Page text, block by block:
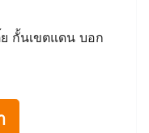
กั้นเขตแดน บอก